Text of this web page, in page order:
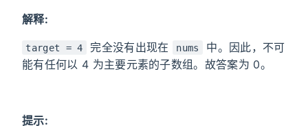
解释:
target = 4 完全没有出现在 nums
中。因此，不可
能有任何以 4 为主要元素的子数组。故答案为 0。
提示: